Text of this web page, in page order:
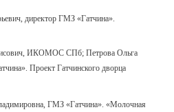
директор ГМЗ «Гатчина».
ИКОМОС СПб; Петрова Ольга
Проект Гатчинского дворца
ГМЗ «Гатчина». «Молочная